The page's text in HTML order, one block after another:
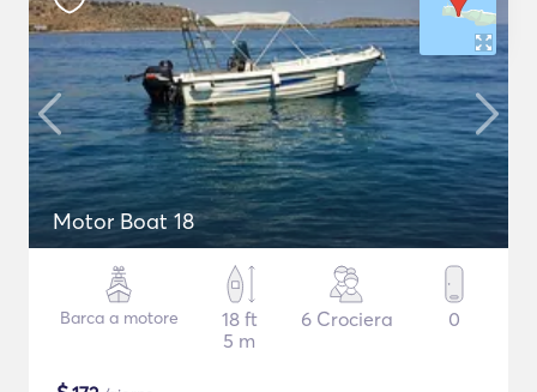
Motor Boat 18
Barca a motore
18 ft
5 m
6 Crociera 0